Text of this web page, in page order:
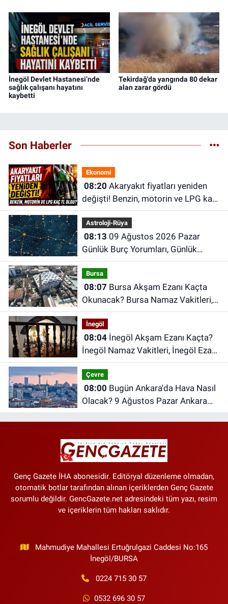
İnegöl Devlet Hastanesi’nde
sağlık çalışanı hayatını
kaybetti
Tekirdağ'da yangında 80 dekar
alan zarar gördü
Son Haberler
Ekonomi
08:20
değişti! Benzin, motorin ve LPG kaç
TL oldu?
Astroloji-Rüya
08:13
Günlük Burç Yorumları, Günlük
Astroloji Rehberi
Bursa
08:07
Okunacak? Bursa Namaz Vakitleri,
Bursa Ezan Saatleri | 09 Ağustos
2026 Pazar
İnegöl
08:04İnegöl Akşam Ezanı Kaçta?
İnegöl Namaz Vakitleri, İnegöl Ezan
Saatleri | 09 Ağustos 2026 Pazar
Çevre
08:00
Olacak? 9 Ağustos Pazar Ankara
Hava Durumu
Genç Gazete İHA abonesidir. Editöryal düzenleme olmadan,
otomatik botlar tarafından alınan içeriklerden Genç Gazete
sorumlu değildir. GencGazete.net adresindeki tüm yazı, resim
ve içeriklerin tüm hakları saklıdır.
Mahmudiye Mahallesi Ertuğrulgazi Caddesi No:165
İnegöl/BURSA
0224 715 30 57
0532 696 30 57